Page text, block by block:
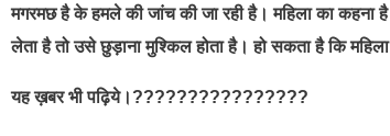
मगरमछ है के हमले की जांच की जा रही है। महिला का कहना
लेता है तो उसे छुड़ाना मुश्किल होता है। हो सकता है कि
यह ख़बर भी पढ़िये।????????????????